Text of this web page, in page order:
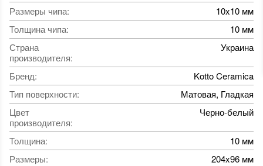
Размеры чипа:
10x10 мм
Толщина чипа:
10 мм
Страна
производителя:
Украина
Бренд:
Kotto Ceramica
Тип поверхности:
Матовая, Гладкая
Цвет
производителя:
Черно-белый
Толщина:
10 мм
Размеры: 204x96 мм